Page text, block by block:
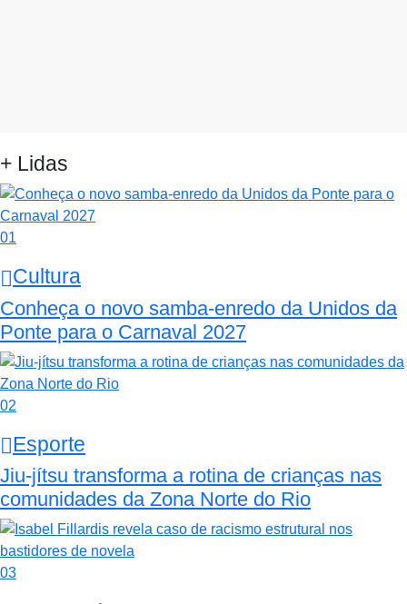
+ Lidas
01
Cultura
Conheça o novo samba-enredo da Unidos da
Ponte para o Carnaval 2027
02
Esporte
Jiu-jítsu transforma a rotina de crianças nas
comunidades da Zona Norte do Rio
03